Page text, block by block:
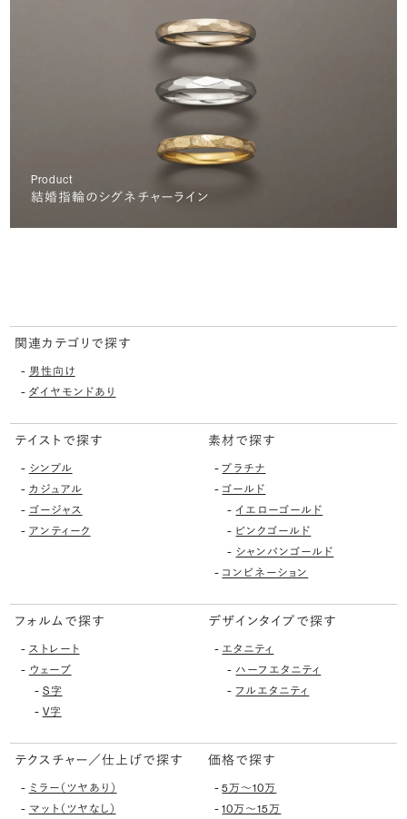
Product
結婚指輪のシグネチャーライン
関連カテゴリで探す
- 男性向け
- ダイヤモンドあり
テイストで探す
- シンプル
- カジュアル
- ゴージャス
- アンティーク
素材で探す
-プラチナ
- ゴールド
-イエローゴールド
- ピンクゴールド
- シャンパンゴールド
- コンビネーション
フォルムで探す
- ストレート
- ウェーブ
- S字
- V字
デザインタイプで探す
- エタニティ
- ハーフエタニティ
- フルエタニティ
テクスチャー／仕上げで探す
- ミラー（ツヤあり）
- マット（ツヤなし）
価格で探す
-5万〜10万
-10万〜15万